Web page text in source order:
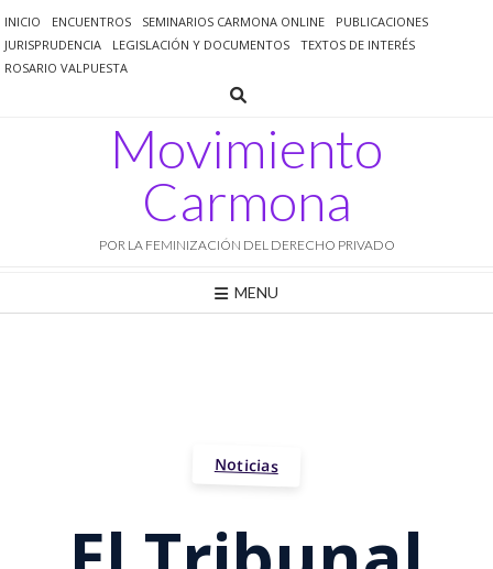
al
contenido
INICIO ENCUENTROS SEMINARIOS CARMONA ONLINE
PUBLICACIONES
JURISPRUDENCIA
LEGISLACIÓN Y DOCUMENTOS
TEXTOS DE INTERÉS
ROSARIO VALPUESTA
Movimiento
Carmona
POR LA FEMINIZACIÓN DEL DERECHO PRIVADO
MENU
Noticias